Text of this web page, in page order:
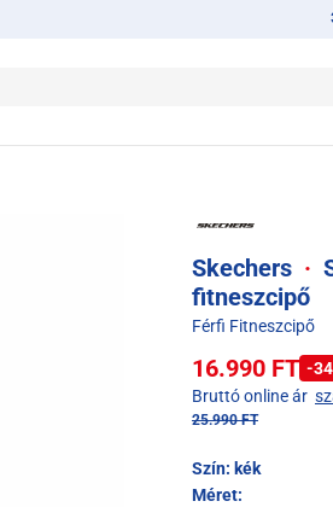
Skechers ·
fitneszcipő
Férfi Fitneszcipő
16.990 FT -34
Bruttó online ár
25.990 FT
Szín: kék
Méret: